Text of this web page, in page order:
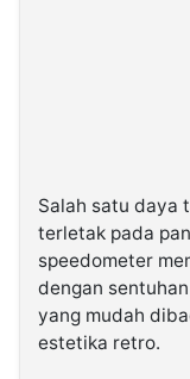
Salah satu daya
terletak pada
speedometer
dengan
yang mudah
estetika retro.